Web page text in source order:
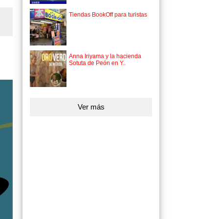
Tiendas BookOff para turistas
Anna Iriyama y la hacienda
Sotuta de Peón en Y..
Ver más